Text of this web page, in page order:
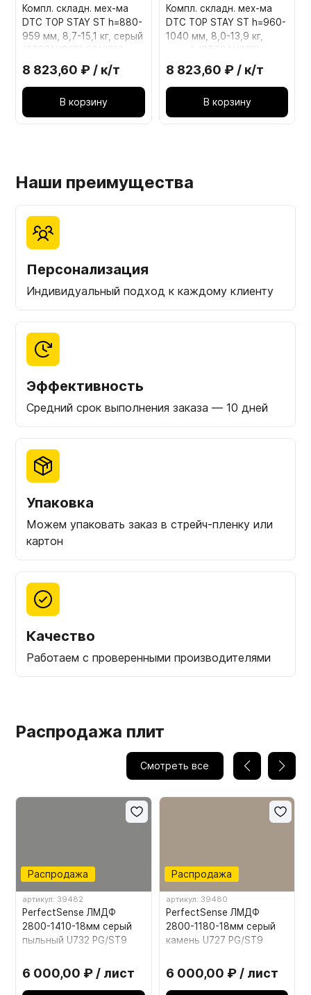
Компл. складн. мех-ма
DTC TOP STAY ST h=880-
959 мм, 8,7-15,1 кг, серый
(ST07AH02В) 0016518
8 823,60 ₽ / к/т
В корзину
Компл. складн. мех-ма
DTC TOP STAY ST h=960-
1040 мм, 8,0-13,9 кг,
серый (ST08AH02В)
0016520
8 823,60 ₽ / к/т
В корзину
Наши преимущества
Персонализация
Индивидуальный подход к каждому клиенту
Эффективность
Средний срок выполнения заказа — 10 дней
Упаковка
Можем упаковать заказ в стрейч-пленку или
картон
Качество
Работаем с проверенными производителями
Распродажа плит
Смотреть все
Распродажа
артикул: 39482
PerfectSense ЛМДФ
2800-1410-18мм серый
пыльный U732 PG/ST9
6 000,00 ₽ / лист
Распродажа
артикул: 39480
PerfectSense ЛМДФ
2800-1180-18мм серый
камень U727 PG/ST9
6 000,00 ₽ / лист